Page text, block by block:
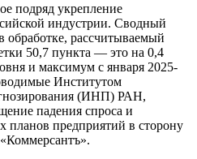
подряд укрепление
индустрии. Сводный
обработке, рассчитываемый
50,7 пункта — это на 0,4
и максимум с января 2025-
Институтом
(ИНП) РАН,
падения спроса и
планов предприятий в сторону